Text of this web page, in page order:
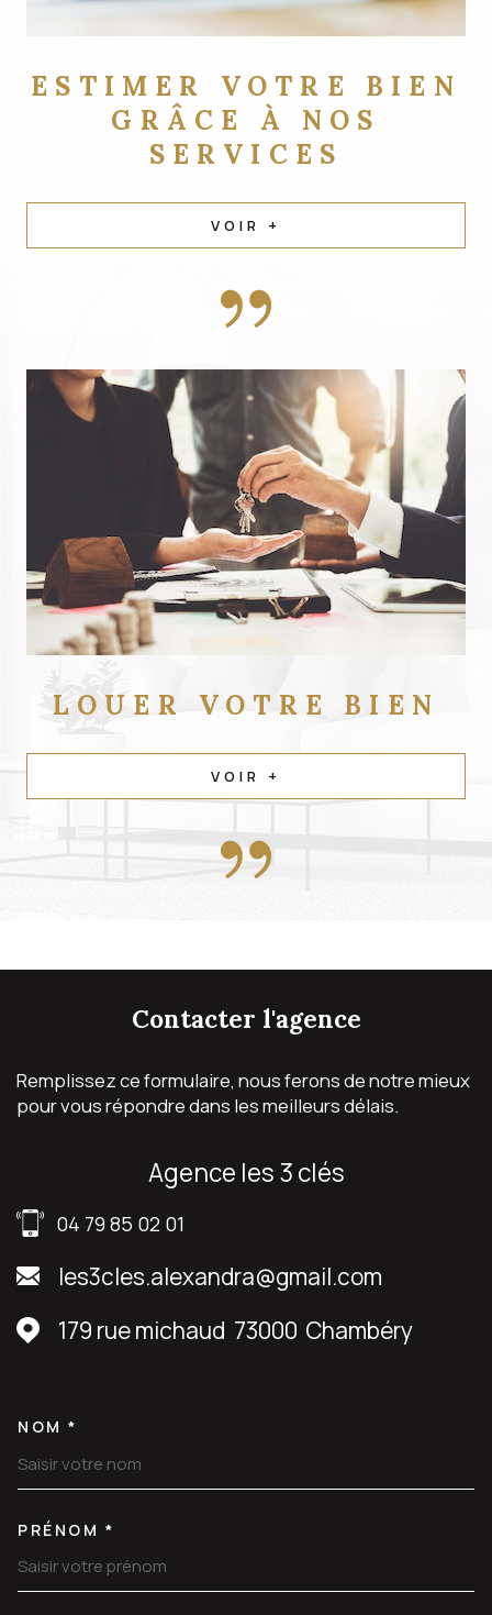
ESTIMER VOTRE BIEN
GRÂCE À NOS
SERVICES
VOIR +
LOUER VOTRE BIEN
VOIR +
contacter l'agence
Remplissez ce formulaire, nous ferons de notre mieux
pour vous répondre dans les meilleurs délais.
agence les 3 clés
04 79 85 02 01
les3cles.alexandra@gmail.com
179 rue michaud 73000 Chambéry
NOM *
PRÉNOM *